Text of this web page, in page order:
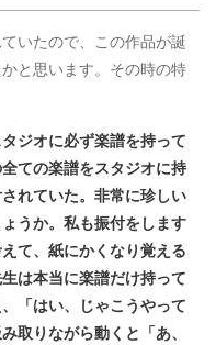
いたので、この作品が誕
と思います。その時の特
ジオに必ず楽譜を持って
ての楽譜をスタジオに持
れていた。非常に珍しい
うか。私も振付をします
て、紙にかくなり覚える
は本当に楽譜だけ持って
「はい、じゃこうやって
取りながら動くと「あ、